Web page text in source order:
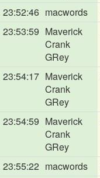
23:52:46 macwords
23:53:59 Maverick
Crank
GRey
23:54:17 Maverick
Crank
GRey
23:54:59 Maverick
Crank
GRey
23:55:22 macwords